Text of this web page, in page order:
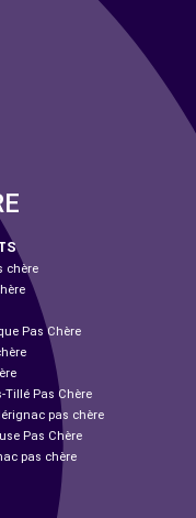
chère
Pas Chère
Tillé Pas Chère
pas chère
Pas Chère
pas chère